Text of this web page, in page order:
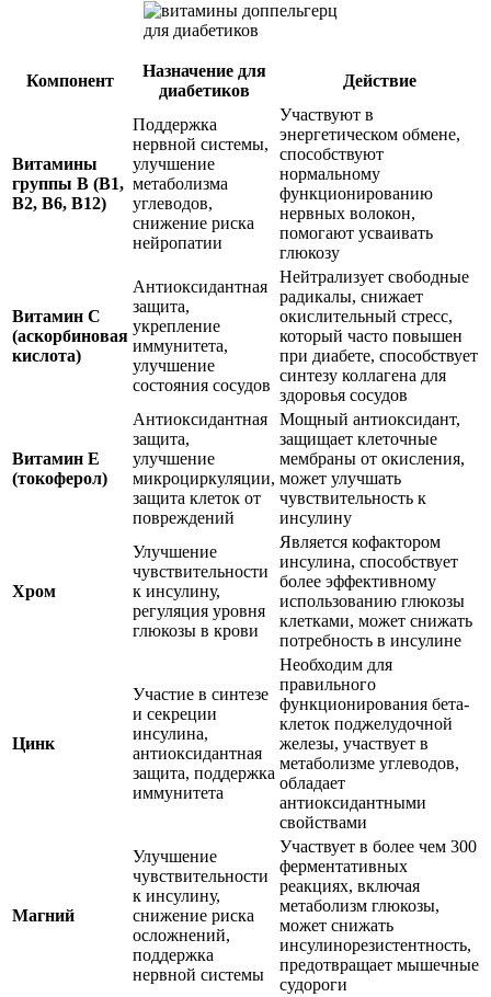
Компонент
Назначение для
диабетиков
Действие
Витамины
группы B (B1,
B2, B6, B12)
Поддержка
нервной системы,
улучшение
метаболизма
углеводов,
снижение риска
нейропатии
Участвуют в
энергетическом обмене,
способствуют
нормальному
функционированию
нервных волокон,
помогают усваивать
глюкозу
Витамин C
(аскорбиновая
кислота)
Антиоксидантная
защита,
укрепление
иммунитета,
улучшение
состояния сосудов
Нейтрализует свободные
радикалы, снижает
окислительный стресс,
который часто повышен
при диабете, способствует
синтезу коллагена для
здоровья сосудов
Витамин E
(токоферол)
Антиоксидантная
защита,
улучшение
микроциркуляции,
защита клеток от
повреждений
Мощный антиоксидант,
защищает клеточные
мембраны от окисления,
может улучшать
чувствительность к
инсулину
Хром
Улучшение
чувствительности
к инсулину,
регуляция уровня
глюкозы в крови
Является кофактором
инсулина, способствует
более эффективному
использованию глюкозы
клетками, может снижать
потребность в инсулине
Цинк
Участие в синтезе
и секреции
инсулина,
антиоксидантная
защита, поддержка
иммунитета
Необходим для
правильного
функционирования бета-
клеток поджелудочной
железы, участвует в
метаболизме углеводов,
обладает
антиоксидантными
свойствами
Магний
Улучшение
чувствительности
к инсулину,
снижение риска
осложнений,
поддержка
нервной системы
Участвует в более чем 300
ферментативных
реакциях, включая
метаболизм глюкозы,
может снижать
инсулинорезистентность,
предотвращает мышечные
судороги